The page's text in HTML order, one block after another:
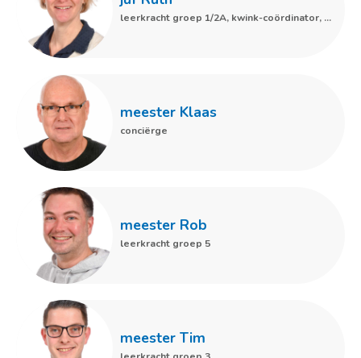
leerkracht groep 1/2A, kwink-coördinator, onderbouwcoördinator
meester Klaas
conciërge
meester Rob
leerkracht groep 5
meester Tim